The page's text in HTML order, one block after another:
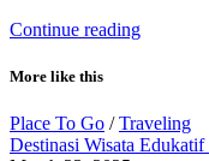
Continue reading
More like this
Place To Go /Traveling
Destinasi Wisata